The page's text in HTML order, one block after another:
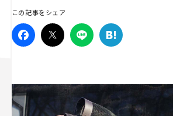
この記事をシェア
Campaign
人気のハッシュタグ